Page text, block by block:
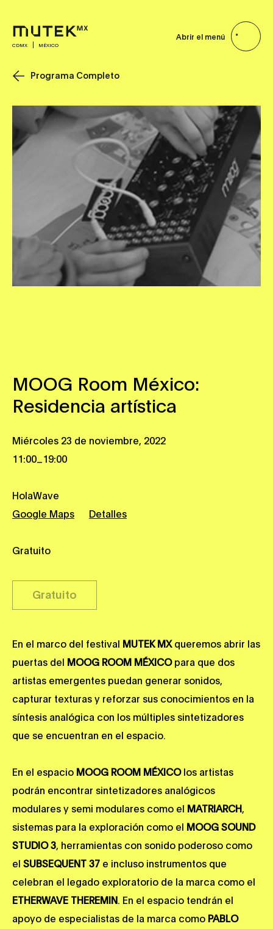
CDMX MÉXICO
Abrir el menú
Programa Completo
MOOG Room México:
Residencia artística
Miércoles 23 de noviembre, 2022
11:00 19:00
HolaWave
Google Maps
Detalles
Gratuito
Gratuito
En el marco del festival MUTEK MXqueremos abrir las
puertas del MOOG ROOM MÉXICOpara que dos
artistas emergentes puedan generar sonidos,
capturar texturas y reforzar sus conocimientos en la
síntesis analógica con los múltiples sintetizadores
que se encuentran en el espacio.
En el espacio MOOG ROOM MÉXICOlos artistas
podrán encontrar sintetizadores analógicos
modulares y semi modulares como el MATRIARCH,
sistemas para la exploración como el MOOG SOUND
STUDIO 3, herramientas con sonido poderoso como
el SUBSEQUENT 37 e incluso instrumentos que
celebran el legado exploratorio de la marca como el
ETHERWAVE THEREMIN. En el espacio tendrán el
apoyo de especialistas de la marca como PABLO